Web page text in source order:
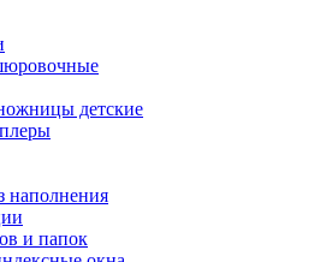
детские
наполнения
и папок